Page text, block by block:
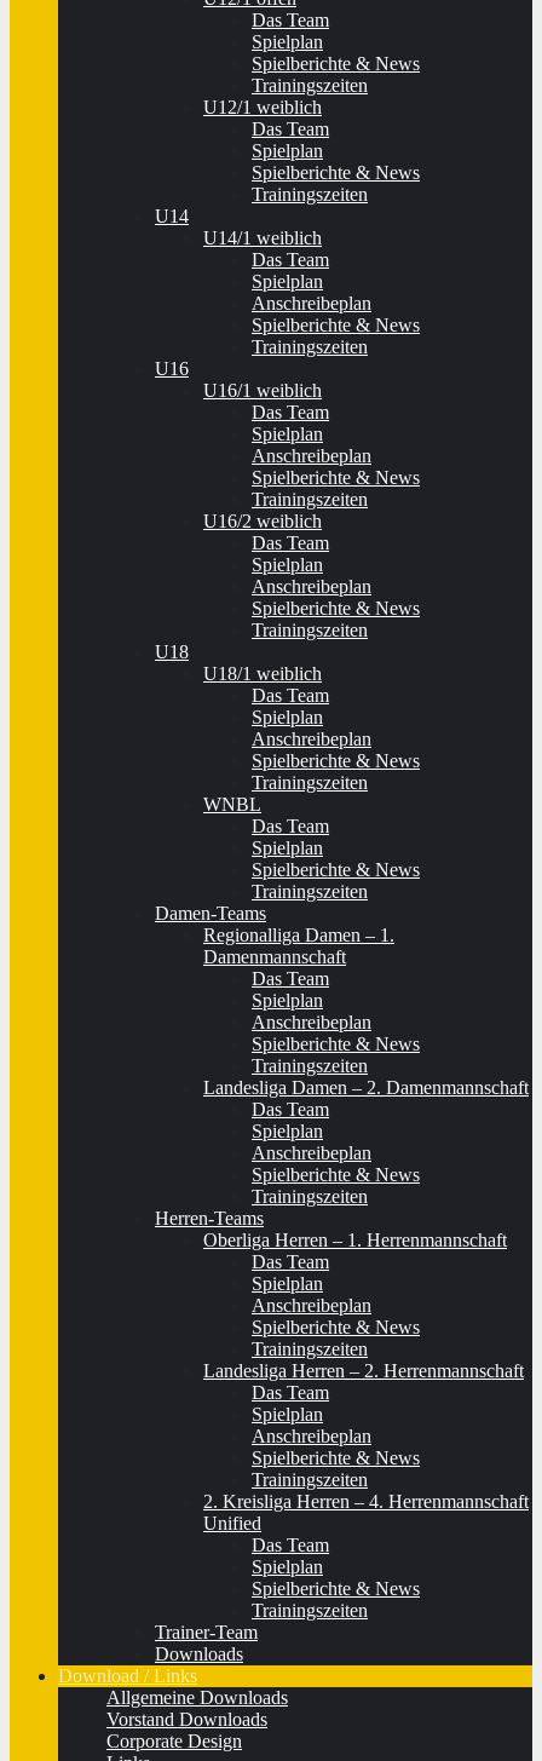
Das Team
Spielplan
Spielberichte & News
Trainingszeiten
U12/1 weiblich
Das Team
Spielplan
Spielberichte & News
Trainingszeiten
U14
U14/1 weiblich
Das Team
Spielplan
Anschreibeplan
Spielberichte & News
Trainingszeiten
U16
U16/1 weiblich
Das Team
Spielplan
Anschreibeplan
Spielberichte & News
Trainingszeiten
U16/2 weiblich
Das Team
Spielplan
Anschreibeplan
Spielberichte & News
Trainingszeiten
U18
U18/1 weiblich
Das Team
Spielplan
Anschreibeplan
Spielberichte & News
Trainingszeiten
WNBL
Das Team
Spielplan
Spielberichte & News
Trainingszeiten
Damen-Teams
Regionalliga Damen – 1.
Damenmannschaft
Das Team
Spielplan
Anschreibeplan
Spielberichte & News
Trainingszeiten
Landesliga Damen – 2. Damenmannschaft
Das Team
Spielplan
Anschreibeplan
Spielberichte & News
Trainingszeiten
Herren-Teams
Oberliga Herren – 1. Herrenmannschaft
Das Team
Spielplan
Anschreibeplan
Spielberichte & News
Trainingszeiten
Landesliga Herren – 2. Herrenmannschaft
Das Team
Spielplan
Anschreibeplan
Spielberichte & News
Trainingszeiten
2. Kreisliga Herren – 4. Herrenmannschaft
Unified
Das Team
Spielplan
Spielberichte & News
Trainingszeiten
Trainer-Team
Downloads
Download / Links
Allgemeine Downloads
Vorstand Downloads
Corporate Design